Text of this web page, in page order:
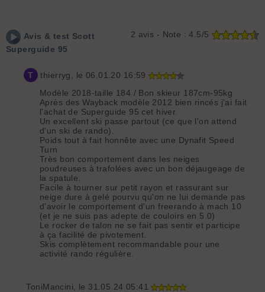
2 avis - Note :4.5/5
Avis & test Scott
Superguide 95
T thierryg
, le 06.01.20 16:59
Modèle 2018-taille 184 / Bon skieur 187cm-95kg
Après des Wayback modèle 2012 bien rincés j'ai fait
l'achat de Superguide 95 cet hiver.
Un excellent ski passe partout (ce que l'on attend
d'un ski de rando).
Poids tout à fait honnête avec une Dynafit Speed
Turn
Très bon comportement dans les neiges
poudreuses à trafolées avec un bon déjaugeage de
la spatule.
Facile à tourner sur petit rayon et rassurant sur
neige dure à gelé pourvu qu'on ne lui demande pas
d'avoir le comportement d'un freerando à mach 10
(et je ne suis pas adepte de couloirs en 5.0)
Le rocker de talon ne se fait pas sentir et participe
à ça facilité de pivotement.
Skis complètement recommandable pour une
activité rando régulière.
ToniMancini , le 31.05.24 05:41